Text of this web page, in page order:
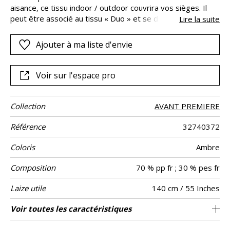
aisance, ce tissu indoor / outdoor couvrira vos sièges. Il
peut être associé au tissu « Duo » et se décline en une
glacé, Ambre, Orange brûlée et Marine.
Lire la suite
Ajouter à ma liste d'envie
Voir sur l'espace pro
Collection
AVANT PREMIERE
Référence
32740372
Coloris
Ambre
Composition
70 % pp fr ; 30 % pes fr
Laize utile
140 cm / 55 Inches
Raccord
Raccord libre
Test
Martindale
40000
Usage
martindale
Siège à usage intensif : >40,000 cycles
(Martindale) et/ou >30,000 doubles rubs
Wyzenbeek 40000
Sens De large
Poids g/m² 464
Performance
Accoustique
aw - 0.15
Usage
Non feu
Entretien
Pays d'origine Italie
Caractéristiques
Outdoor
Séchage rapide
Anti-moisissure
Voir toutes les caractéristiques